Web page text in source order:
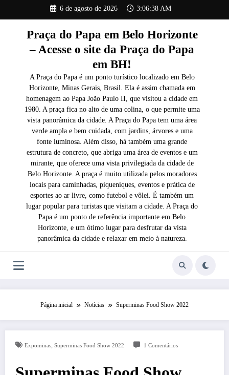
o
6 de agosto de 2026 3:06:39 AM
Praça do Papa em Belo Horizonte
– Acesse o site da Praça do Papa
em BH!
A Praça do Papa é um ponto turístico localizado em Belo
Horizonte, Minas Gerais, Brasil. Ela é assim chamada em
homenagem ao Papa João Paulo II, que visitou a cidade em
1980. A praça fica no alto de uma colina, o que permite uma
vista panorâmica da cidade. A Praça do Papa tem uma área
verde ampla e bem cuidada, com jardins, árvores e uma
fonte luminosa. Além disso, há também uma grande
estrutura de concreto, que abriga uma área de eventos e um
mirante, que oferece uma vista privilegiada da cidade de
Belo Horizonte. A praça é muito utilizada pelos moradores
locais para caminhadas, piqueniques, eventos e prática de
esportes ao ar livre, como futebol e vôlei. É também um
lugar popular para turistas que visitam a cidade. A Praça do
Papa é um ponto de referência importante em Belo
Horizonte, e um ótimo lugar para desfrutar da vista
panorâmica da cidade e relaxar em meio à natureza.
Página inicial Notícias Superminas Food Show 2022
Expominas, Superminas Food Show 2022 1 Comentários